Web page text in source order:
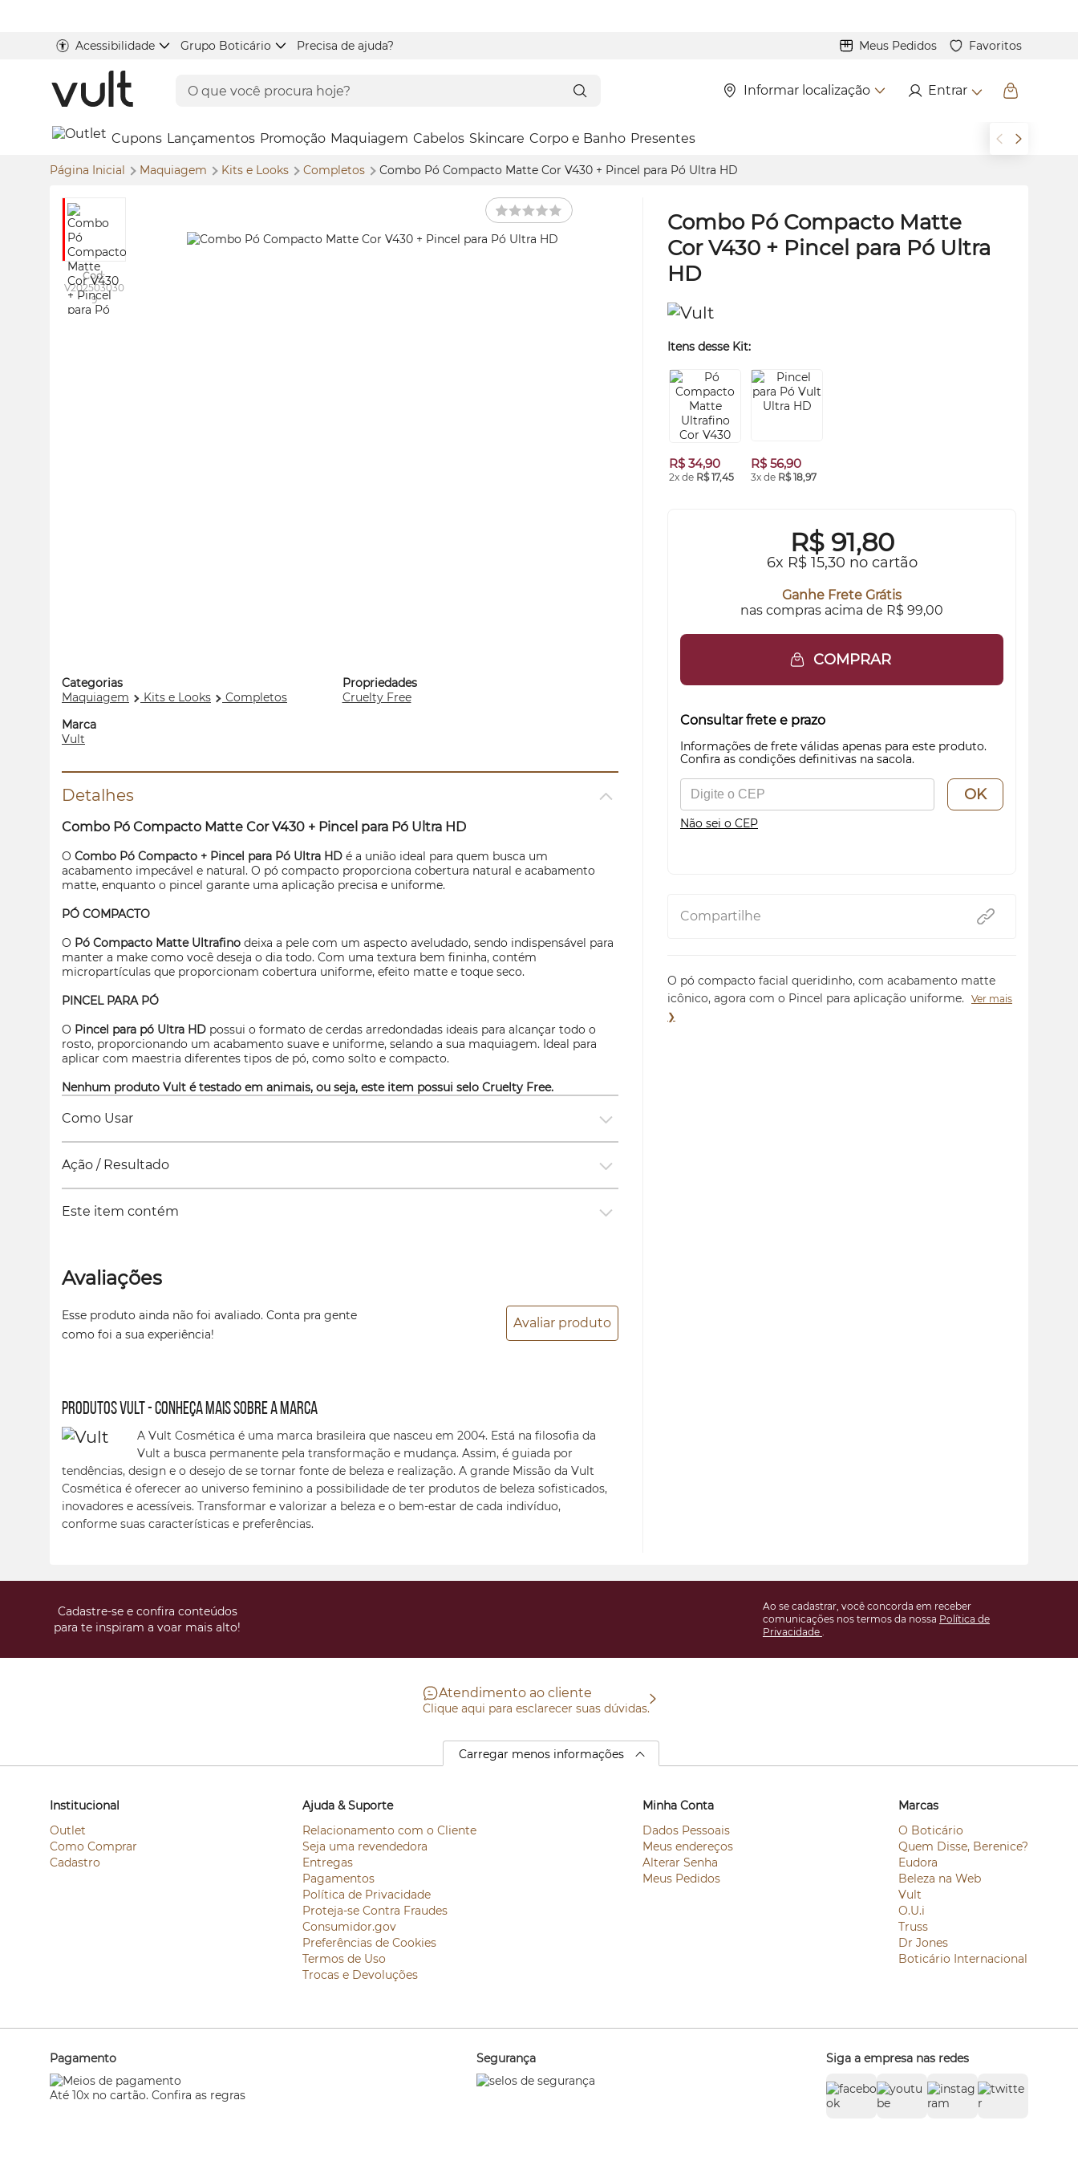
Acessibilidade Grupo Boticário Precisa de ajuda? Meus Pedidos Favoritos
Informar localização Entrar
Cupons Lançamentos Promoção Maquiagem Cabelos Skincare Corpo e Banho Presentes
Página Inicial Maquiagem Kits e Looks Completos Combo Pó Compacto Matte Cor V430 + Pincel para Pó Ultra HD
Combo Pó Compacto Matte
Cor V430 + Pincel para Pó Ultra
HD
Itens desse Kit:
R$ 34,90
2x de R$ 17,45
R$ 56,90
3x de R$ 18,97
R$ 91,80
6x R$ 15,30 no cartão
Ganhe Frete Grátis
nas compras acima de R$ 99,00
COMPRAR
Consultar frete e prazo
Informações de frete válidas apenas para este produto.
Confira as condições definitivas na sacola.
OK
Não sei o CEP
Compartilhe
O pó compacto facial queridinho, com acabamento matte
icônico, agora com o Pincel para aplicação uniforme.
Ver mais
❯
Cod:
V202503030
9
Categorias
Maquiagem
Kits e Looks Completos
Propriedades
Cruelty Free
Marca
Vult
Detalhes
Combo Pó Compacto Matte Cor V430 + Pincel para Pó Ultra HD
O Combo Pó Compacto + Pincel para Pó Ultra HD é a união ideal para quem busca um
acabamento impecável e natural. O pó compacto proporciona cobertura natural e acabamento
matte, enquanto o pincel garante uma aplicação precisa e uniforme.
PÓ COMPACTO
O Pó Compacto Matte Ultrafino deixa a pele com um aspecto aveludado, sendo indispensável para
manter a make como você deseja o dia todo. Com uma textura bem fininha, contém
micropartículas que proporcionam cobertura uniforme, efeito matte e toque seco.
PINCEL PARA PÓ
O Pincel para pó Ultra HD possui o formato de cerdas arredondadas ideais para alcançar todo o
rosto, proporcionando um acabamento suave e uniforme, selando a sua maquiagem. Ideal para
aplicar com maestria diferentes tipos de pó, como solto e compacto.
Nenhum produto Vult é testado em animais, ou seja, este item possui selo Cruelty Free.
Como Usar
Ação / Resultado
Este item contém
Avaliações
Esse produto ainda não foi avaliado. Conta pra gente
como foi a sua experiência!
Avaliar produto
Produtos Vult - conheça mais sobre a marca
A Vult Cosmética é uma marca brasileira que nasceu em 2004. Está na filosofia da
Vult a busca permanente pela transformação e mudança. Assim, é guiada por
tendências, design e o desejo de se tornar fonte de beleza e realização. A grande Missão da Vult
Cosmética é oferecer ao universo feminino a possibilidade de ter produtos de beleza sofisticados,
inovadores e acessíveis. Transformar e valorizar a beleza e o bem-estar de cada indivíduo,
conforme suas características e preferências.
Cadastre-se e confira conteúdos
para te inspiram a voar mais alto!
Ao se cadastrar, você concorda em receber
comunicações nos termos da nossa Política de
Privacidade .
Atendimento ao cliente
Clique aqui para esclarecer suas dúvidas.
Carregar menos informações
Institucional
Outlet
Como Comprar
Cadastro
Ajuda & Suporte
Relacionamento com o Cliente
Seja uma revendedora
Entregas
Pagamentos
Política de Privacidade
Proteja-se Contra Fraudes
Consumidor.gov
Preferências de Cookies
Termos de Uso
Trocas e Devoluções
Minha Conta
Dados Pessoais
Meus endereços
Alterar Senha
Meus Pedidos
Marcas
O Boticário
Quem Disse, Berenice?
Eudora
Beleza na Web
Vult
O.U.i
Truss
Dr Jones
Boticário Internacional
Pagamento
Até 10x no cartão. Confira as regras
Segurança Siga a empresa nas redes